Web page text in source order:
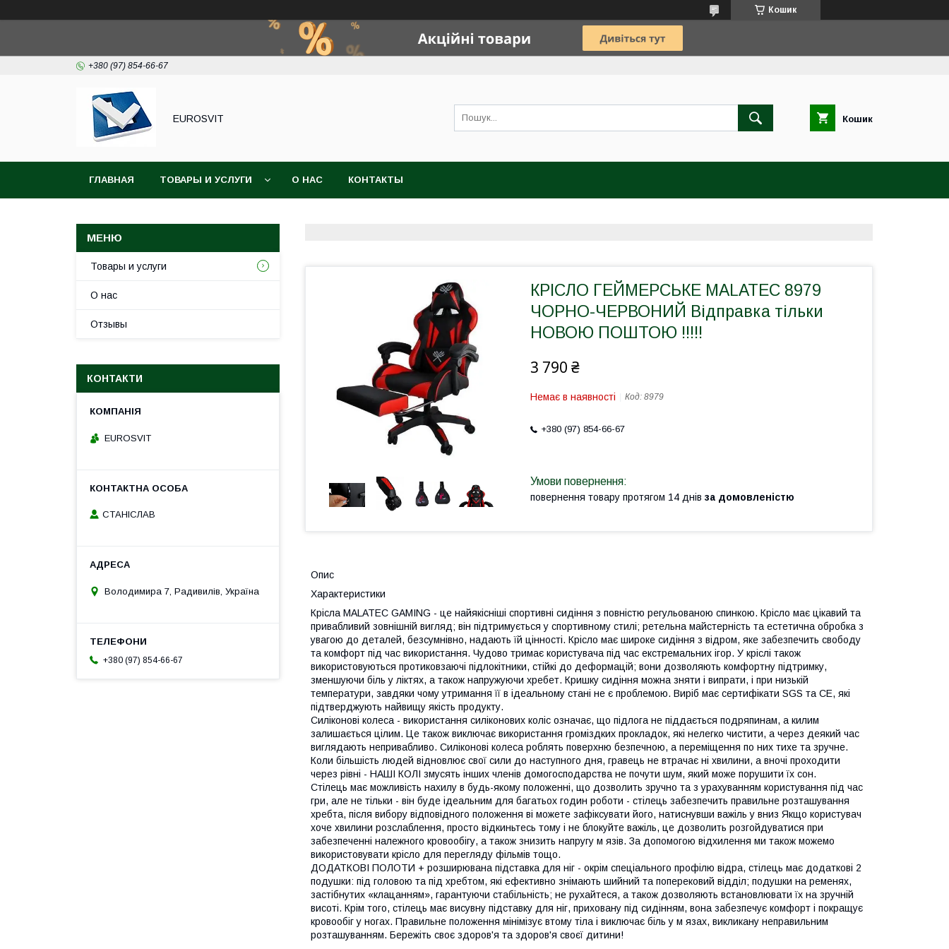
Кошик
+380 (97) 854-66-67
EUROSVIT Кошик
ГЛАВНАЯ ТОВАРЫ И УСЛУГИ О НАС КОНТАКТЫ
КРІСЛО ГЕЙМЕРСЬКЕ MALATEC 8979
ЧОРНО-ЧЕРВОНИЙ Відправка тільки
НОВОЮ ПОШТОЮ !!!!!
3 790 ₴
Немає в наявності Код: 8979
+380 (97) 854-66-67
повернення товару протягом 14 днів за домовленістю
Опис
Характеристики
Крісла MALATEC GAMING - це найякісніші спортивні сидіння з повністю регульованою спинкою. Крісло має цікавий та
привабливий зовнішній вигляд; він підтримується у спортивному стилі; ретельна майстерність та естетична обробка з
увагою до деталей, безсумнівно, надають їй цінності. Крісло має широке сидіння з відром, яке забезпечить свободу
та комфорт під час використання. Чудово тримає користувача під час екстремальних ігор. У кріслі також
використовуються протиковзаючі підлокітники, стійкі до деформацій; вони дозволяють комфортну підтримку,
зменшуючи біль у ліктях, а також напружуючи хребет. Кришку сидіння можна зняти і випрати, і при низькій
температури, завдяки чому утримання її в ідеальному стані не є проблемою. Виріб має сертифікати SGS та CE, які
підтверджують найвищу якість продукту.
Силіконові колеса - використання силіконових коліс означає, що підлога не піддається подряпинам, а килим
залишається цілим. Це також виключає використання громіздких прокладок, які нелегко чистити, а через деякий час
виглядають непривабливо. Силіконові колеса роблять поверхню безпечною, а переміщення по них тихе та зручне.
Коли більшість людей відновлює свої сили до наступного дня, гравець не втрачає ні хвилини, а вночі проходити
через рівні - НАШІ КОЛІ змусять інших членів домогосподарства не почути шум, який може порушити їх сон.
Стілець має можливість нахилу в будь-якому положенні, що дозволить зручно та з урахуванням користування під час
гри, але не тільки - він буде ідеальним для багатьох годин роботи - стілець забезпечить правильне розташування
хребта, після вибору відповідного положення ві можете зафіксувати його, натиснувши важіль у вниз Якщо користувач
хоче хвилини розслаблення, просто відкиньтесь тому і не блокуйте важіль, це дозволить розгойдуватися при
забезпеченні належного кровообігу, а також знизить напругу м язів. За допомогою відхилення ми також можемо
використовувати крісло для перегляду фільмів тощо.
ДОДАТКОВІ ПОЛОТИ + розширювана підставка для ніг - окрім спеціального профілю відра, стілець має додаткові 2
подушки: під головою та під хребтом, які ефективно знімають шийний та поперековий відділ; подушки на ременях,
застібнутих «клацанням», гарантуючи стабільність; не рухайтеся, а також дозволяють встановлювати їх на зручній
висоті. Крім того, стілець має висувну підставку для ніг, приховану під сидінням, вона забезпечує комфорт і покращує
кровообіг у ногах. Правильне положення мінімізує втому тіла і виключає біль у м язах, викликану неправильним
розташуванням. Бережіть своє здоров'я та здоров'я своєї дитини!
Товары и услуги
О нас
Отзывы
КОНТАКТИ
EUROSVIT
СТАНІСЛАВ
Володимира 7, Радивилів, Україна
+380 (97) 854-66-67